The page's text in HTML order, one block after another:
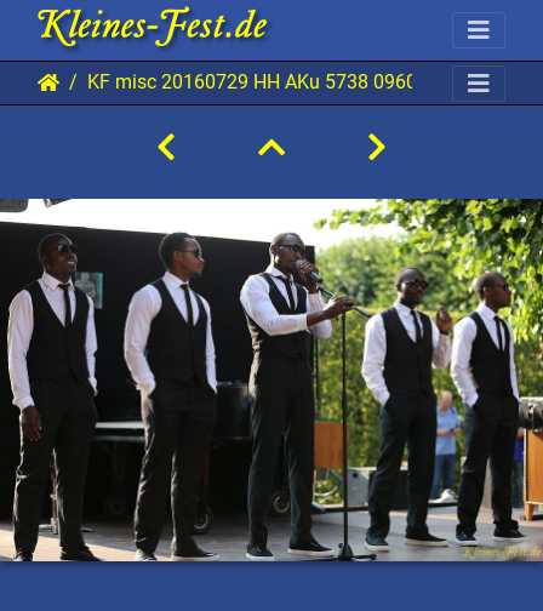
KF misc 20160729 HH AKu 5738 0960x0640